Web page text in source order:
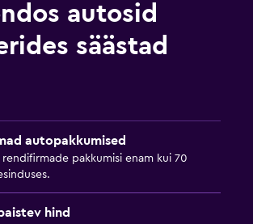
autosid
säästad
autopakkumised
rendifirmade pakkumisi enam kui 70
hind